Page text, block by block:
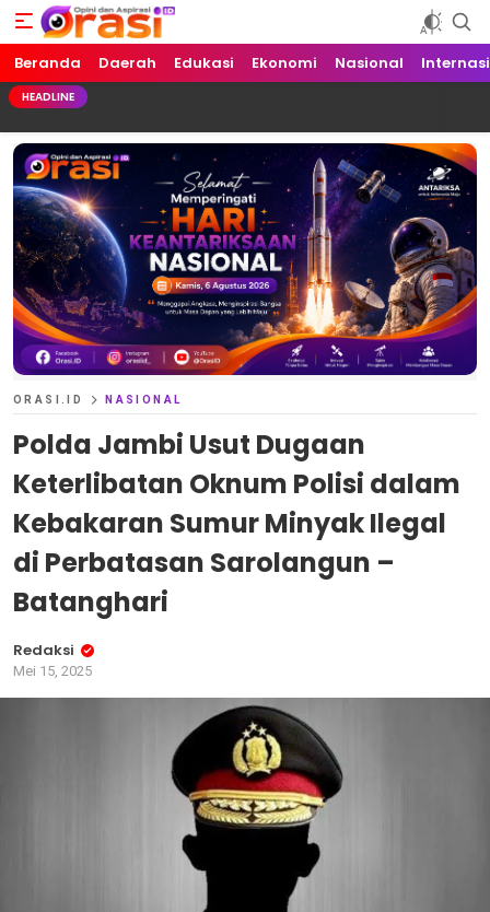
Orasi.ID
Opini dan Aspirasi!
Beranda Daerah Edukasi Ekonomi Nasional
HEADLINE
ORASI.ID NASIONAL
Polda Jambi Usut Dugaan
Keterlibatan Oknum Polisi dalam
Kebakaran Sumur Minyak Ilegal
di Perbatasan Sarolangun –
Batanghari
Redaksi
Mei 15, 2025